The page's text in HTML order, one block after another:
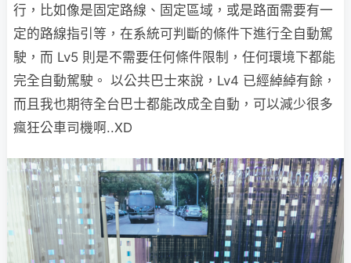
行，比如像是固定路線、固定區域，或是路面需要有一
定的路線指引等，在系統可判斷的條件下進行全自動駕
駛，而 Lv5 則是不需要任何條件限制，任何環境下都能
完全自動駕駛。 以公共巴士來說，Lv4 已經綽綽有餘，
而且我也期待全台巴士都能改成全自動，可以減少很多
瘋狂公車司機啊..XD